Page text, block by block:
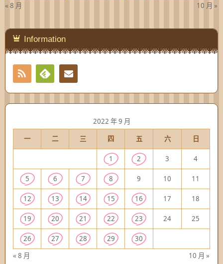
« 8 月 10 月 »
Information
RSS
Feedly
2022 年 9 月
一
二 三 四 五 六 日
« 8 月 10 月 »
1 2 3 4
5 6 7 8 9 10 11
12 13 14 15 16 17 18
19 20 21 22 23 24 25
26 27 28 29 30